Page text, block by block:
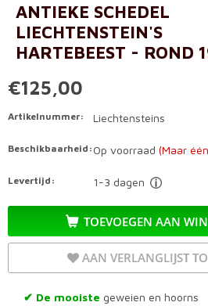
ANTIEKE SCHEDEL
LIECHTENSTEIN'S
HARTEBEEST - ROND
€125,00
Artikelnummer: Liechtensteins
Beschikbaarheid: Op voorraad (Maar
Levertijd: 1-3 dagen
TOEVOEGEN AAN
AAN VERLANGLIJST
✔ De mooiste geweien en hoorns